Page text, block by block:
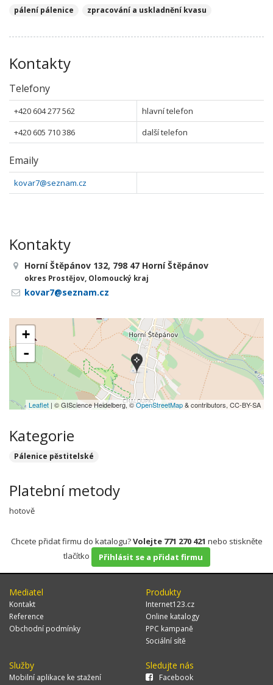
pálení pálenice zpracování a uskladnění kvasu
Kontakty
Telefony
+420 604 277 562
hlavní telefon
+420 605 710 386
další telefon
Emaily
kovar7@seznam.cz
Kontakty
Horní Štěpánov 132, 798 47 Horní Štěpánov
okres Prostějov, Olomoucký kraj
kovar7@seznam.cz
+
-
Leaflet | © GIScience Heidelberg, ©OpenStreetMap& contributors, CC-BY-SA
Kategorie
Pálenice pěstitelské
Platební metody
hotově
Chcete přidat firmu do katalogu?Volejte 771 270 421 nebo stiskněte
tlačítko
Přihlásit se a přidat firmu
Mediatel
Kontakt
Reference
Obchodní podmínky
Produkty
Internet123.cz
Online katalogy
PPC kampaně
Sociální sítě
Služby
Mobilní aplikace ke stažení
Sledujte nás
Facebook